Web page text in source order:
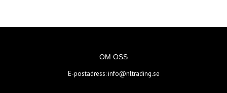
OM OSS
E-postadress:info@nltrading.se